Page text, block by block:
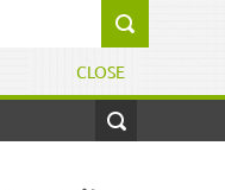
CLOSE